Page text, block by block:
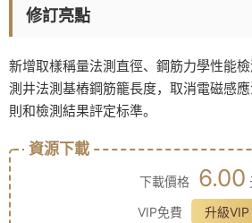
修訂亮點
新增取樣稱量法測直徑、鋼筋力學性能
測井法測基樁鋼筋籠長度，取消電磁感
則和檢測結果評定标準。
資源下載
下載價格 6.00
VIP免費
升級VIP